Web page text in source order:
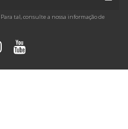
tal, consulte a nossa informação de